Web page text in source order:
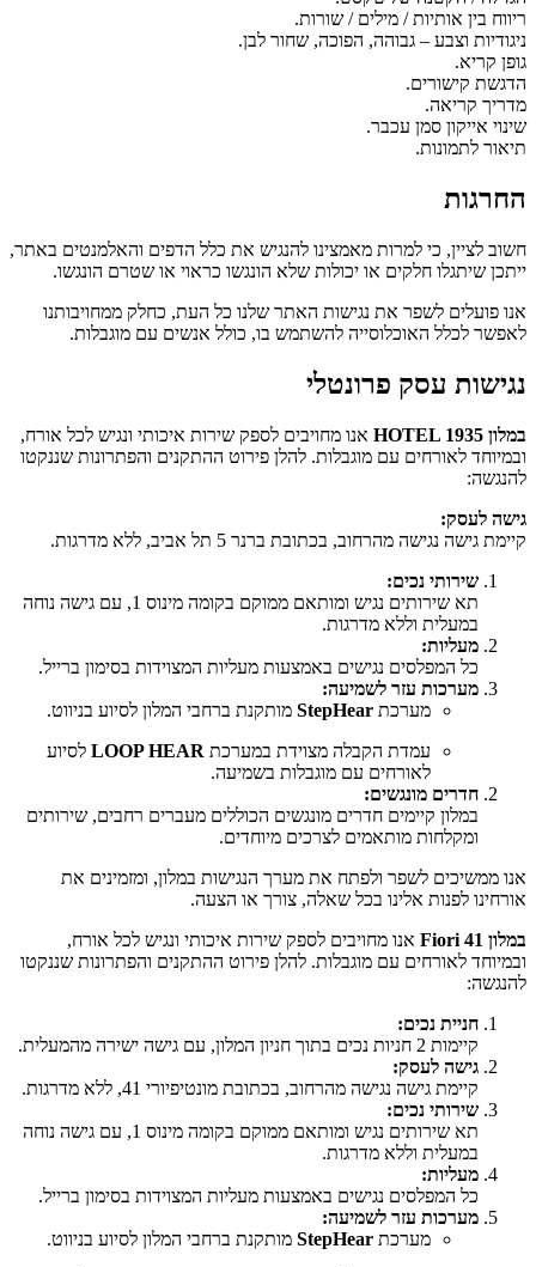
ריווח בין אותיות / מילים / שורות.
ניגודיות וצבע – גבוהה, הפוכה, שחור לבן.
גופן קריא.
הדגשת קישורים.
מדריך קריאה.
שינוי אייקון סמן עכבר.
תיאור לתמונות.
החרגות
חשוב לציין, כי למרות מאמצינו להנגיש את כלל הדפים והאלמנטים באתר,
ייתכן שיתגלו חלקים או יכולות שלא הונגשו כראוי או שטרם הונגשו.
אנו פועלים לשפר את נגישות האתר שלנו כל העת, כחלק ממחויבותנו
לאפשר לכלל האוכלוסייה להשתמש בו, כולל אנשים עם מוגבלות.
נגישות עסק פרונטלי
במלון HOTEL 1935
אנו מחויבים לספק שירות איכותי ונגיש לכל אורח,
ובמיוחד לאורחים עם מוגבלות. להלן פירוט ההתקנים והפתרונות שננקטו
להנגשה:
גישה לעסק:
קיימת גישה נגישה מהרחוב, בכתובת ברנר 5 תל אביב, ללא מדרגות.
שירותי נכים:
תא שירותים נגיש ומותאם ממוקם בקומה מינוס 1, עם גישה נוחה
במעלית וללא מדרגות.
מעליות:
כל המפלסים נגישים באמצעות מעליות המצוידות בסימון ברייל.
מערכות עזר לשמיעה:
מערכת StepHear מותקנת ברחבי המלון לסיוע בניווט.
עמדת הקבלה מצוידת במערכת LOOP HEAR לסיוע
לאורחים עם מוגבלות בשמיעה.
חדרים מונגשים:
במלון קיימים חדרים מונגשים הכוללים מעברים רחבים, שירותים
ומקלחות מותאמים לצרכים מיוחדים.
אנו ממשיכים לשפר ולפתח את מערך הנגישות במלון, ומזמינים את
אורחינו לפנות אלינו בכל שאלה, צורך או הצעה.
במלון Fiori 41
אנו מחויבים לספק שירות איכותי ונגיש לכל אורח,
ובמיוחד לאורחים עם מוגבלות. להלן פירוט ההתקנים והפתרונות שננקטו
להנגשה:
חניית נכים:
קיימות 2 חניות נכים בתוך חניון המלון, עם גישה ישירה מהמעלית.
גישה לעסק:
קיימת גישה נגישה מהרחוב, בכתובת מונטיפיורי 41, ללא מדרגות.
שירותי נכים:
תא שירותים נגיש ומותאם ממוקם בקומה מינוס 1, עם גישה נוחה
במעלית וללא מדרגות.
מעליות:
כל המפלסים נגישים באמצעות מעליות המצוידות בסימון ברייל.
מערכות עזר לשמיעה:
מערכת StepHear מותקנת ברחבי המלון לסיוע בניווט.